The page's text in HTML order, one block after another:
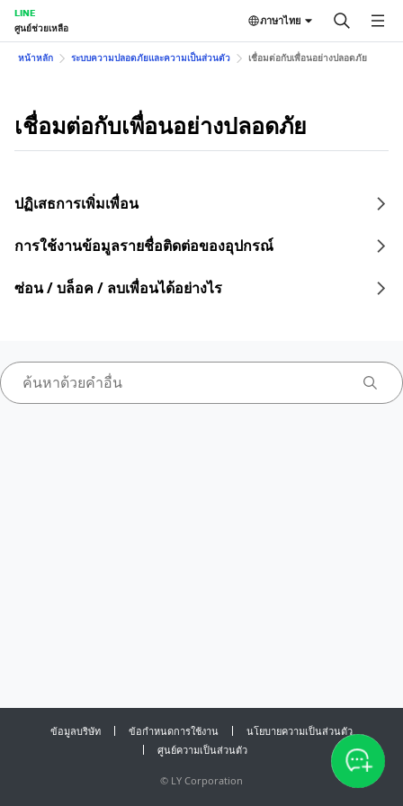
LINE
ศูนย์ช่วยเหลือ
ภาษาไทย
หน้าหลัก ระบบความปลอดภัยและความเป็นส่วนตัว เชื่อมต่อกับเพื่อนอย่างปลอดภัย
เชื่อมต่อกับเพื่อนอย่างปลอดภัย
ปฏิเสธการเพิ่มเพื่อน
การใช้งานข้อมูลรายชื่อติดต่อของอุปกรณ์
ซ่อน / บล็อค / ลบเพื่อนได้อย่างไร
ข้อมูลบริษัท ข้อกำหนดการใช้งาน
นโยบายความเป็นส่วนตัว
ศูนย์ความเป็นส่วนตัว
© LY Corporation